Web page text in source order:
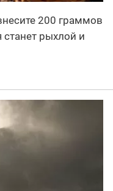
200 граммов
рыхлой и